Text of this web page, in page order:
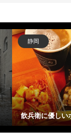
静岡
飲兵衛に優しい